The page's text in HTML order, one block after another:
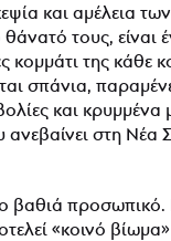
και αμέλεια
τους, είναι
κομμάτι της κάθε
σπάνια,
και κρυμμένα
στη Νέα
βαθιά προσωπικό.
«κοινό βίωμα»